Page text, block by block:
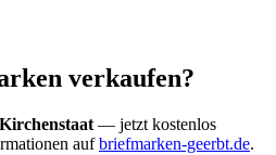
verkaufen?
Kirchenstaat — jetzt kostenlos
aufbriefmarken-geerbt.de.